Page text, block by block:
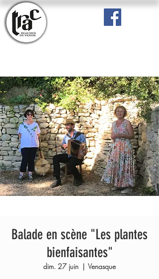
Balade en scène "Les plantes
bienfaisantes"
dim. 27 juin
  |
Venasque